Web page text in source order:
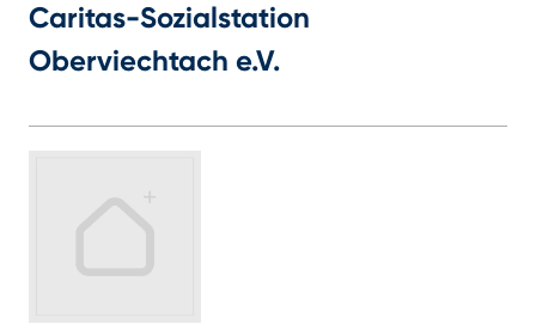
Caritas-Sozialstation
Oberviechtach e.V.